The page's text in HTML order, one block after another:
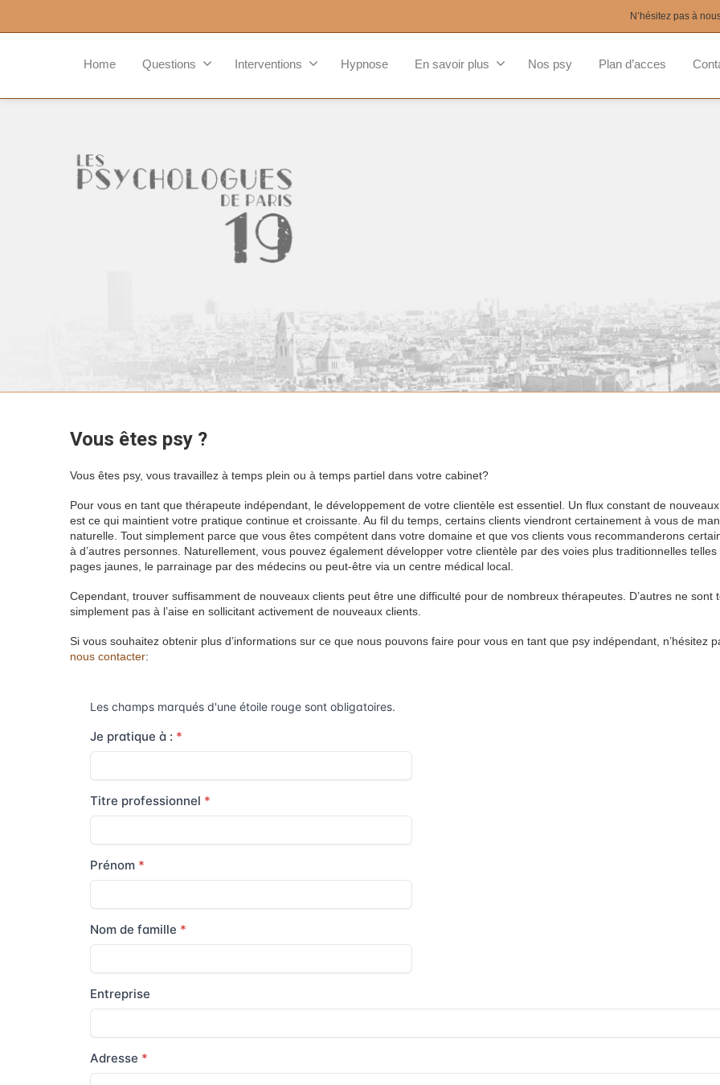
N’hésitez pas à
Home Questions Interventions Hypnose En savoir plus Nos psy Plan d’acces
Vous êtes psy ?
Vous êtes psy, vous travaillez à temps plein ou à temps partiel dans votre cabinet?
Pour vous en tant que thérapeute indépendant, le développement de votre clientèle est essentiel. Un flux constant de
est ce qui maintient votre pratique continue et croissante. Au fil du temps, certains clients viendront certainement à vous de
naturelle. Tout simplement parce que vous êtes compétent dans votre domaine et que vos clients vous recommanderons
à d’autres personnes. Naturellement, vous pouvez également développer votre clientèle par des voies plus traditionnelles telles
pages jaunes, le parrainage par des médecins ou peut-être via un centre médical local.
Cependant, trouver suffisamment de nouveaux clients peut être une difficulté pour de nombreux thérapeutes. D’autres ne sont
simplement pas à l’aise en sollicitant activement de nouveaux clients.
Si vous souhaitez obtenir plus d’informations sur ce que nous pouvons faire pour vous en tant que psy indépendant, n’hésitez
nous contacter: